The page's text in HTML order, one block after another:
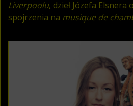
Liverpoolu, dzieł Józefa
spojrzenia na musique de